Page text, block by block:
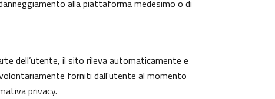
alla piattaforma medesimo o di
dell’utente, il sito rileva automaticamente e
forniti dall'utente al momento
privacy.